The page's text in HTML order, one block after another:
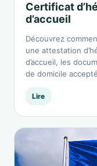
Certificat
d’accueil
Découvrez
une attestation
d’accueil, les
de domicile
Lire